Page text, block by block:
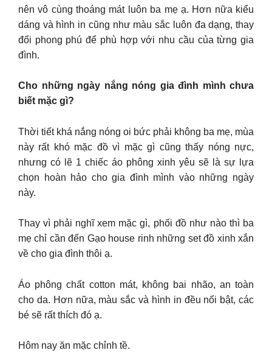
nên vô cùng thoáng mát luôn ba mẹ ạ. Hơn nữa kiểu
dáng và hình in cũng như màu sắc luôn đa dạng, thay
đổi phong phú để phù hợp với nhu cầu của từng gia
đình.
Cho những ngày nắng nóng gia đình mình chưa
biết mặc gì?
Thời tiết khá nắng nóng oi bức phải không ba mẹ, mùa
này rất khó mặc đồ vì mặc gì cũng thấy nóng nực,
nhưng có lẽ 1 chiếc áo phông xinh yêu sẽ là sự lựa
chọn hoàn hảo cho gia đình mình vào những ngày
này.
Thay vì phải nghĩ xem mặc gì, phối đồ như nào thì ba
mẹ chỉ cần đến Gạo house rinh những set đồ xinh xắn
về cho gia đình thôi ạ.
Áo phông chất cotton mát, không bai nhão, an toàn
cho da. Hơn nữa, màu sắc và hình in đều nổi bật, các
bé sẽ rất thích đó ạ.
Hôm nay ăn mặc chỉnh tề.